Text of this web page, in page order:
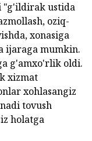
"g'ildirak ustida
oziq-
xonasiga
ijaraga mumkin.
g'amxo'rlik oldi.
xizmat
xohlasangiz
tovush
holatga